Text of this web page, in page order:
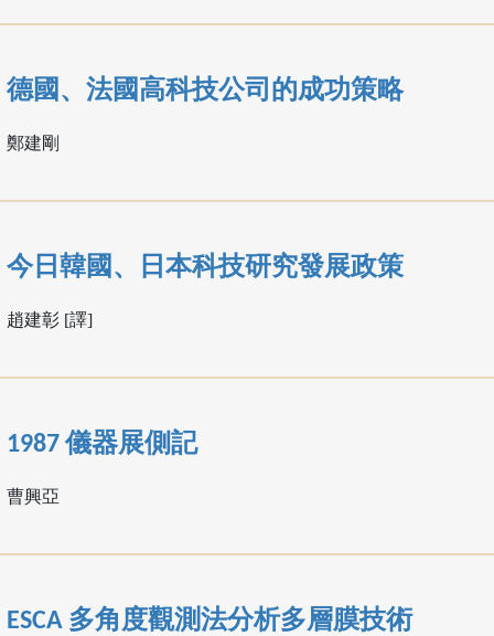
德國、法國高科技公司的成功策略
鄭建剛
今日韓國、日本科技研究發展政策
趙建彰 [譯]
1987 儀器展側記
曹興亞
ESCA 多角度觀測法分析多層膜技術